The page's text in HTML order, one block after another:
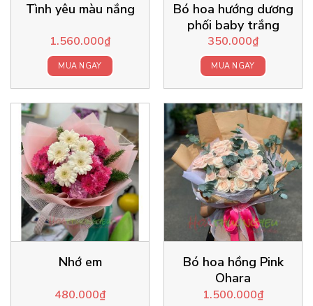
Tình yêu màu nắng
1.560.000₫
MUA NGAY
Bó hoa hướng dương
phối baby trắng
350.000₫
MUA NGAY
Nhớ em
480.000₫
Bó hoa hồng Pink
Ohara
1.500.000₫